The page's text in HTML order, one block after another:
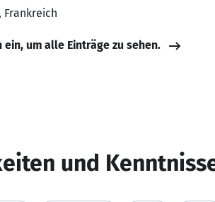
Frankreich
ein, um alle Einträge zu sehen.
und